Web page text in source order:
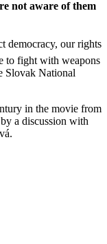
not aware of them
democracy, our rights
to fight with weapons
Slovak National
in the movie from
a discussion with